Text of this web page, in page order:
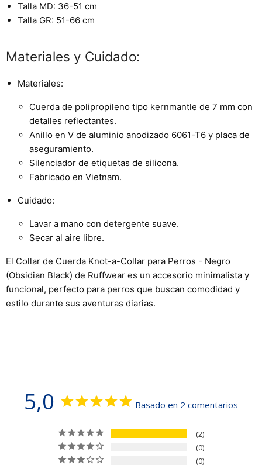
Talla MD: 36-51 cm
Talla GR: 51-66 cm
Materiales y Cuidado:
Materiales:
Cuerda de polipropileno tipo kernmantle de 7 mm con
detalles reflectantes.
Anillo en V de aluminio anodizado 6061-T6 y placa de
aseguramiento.
Silenciador de etiquetas de silicona.
Fabricado en Vietnam.
Cuidado:
Lavar a mano con detergente suave.
Secar al aire libre.
El Collar de Cuerda Knot-a-Collar para Perros - Negro
(Obsidian Black) de Ruffwear es un accesorio minimalista y
funcional, perfecto para perros que buscan comodidad y
estilo durante sus aventuras diarias.
5,0 Basado en 2 comentarios
2
0
0